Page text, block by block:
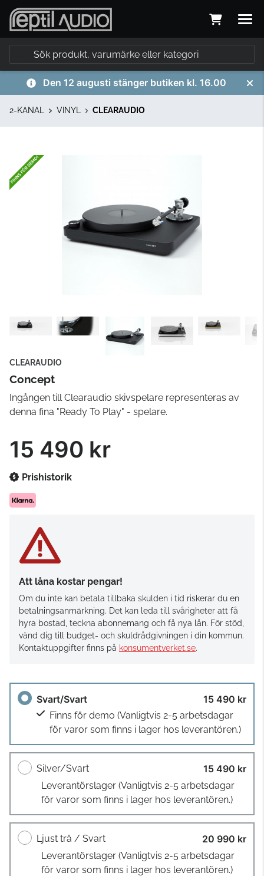
Den 12 augusti stänger butiken kl. 16.00
2-KANAL VINYL CLEARAUDIO
CLEARAUDIO
Concept
Ingången till Clearaudio skivspelare representeras av
denna fina "Ready To Play" - spelare.
15 490 kr
Prishistorik
Att låna kostar pengar!
Om du inte kan betala tillbaka skulden i tid riskerar du en
betalningsanmärkning. Det kan leda till svårigheter att få
hyra bostad, teckna abonnemang och få nya lån. För stöd,
vänd dig till budget- och skuldrådgivningen i din kommun.
Kontaktuppgifter finns på konsumentverket.se.
Svart/Svart 15 490 kr
Finns för demo (Vanligtvis 2-5 arbetsdagar
för varor som finns i lager hos leverantören.)
Silver/Svart 15 490 kr
Leverantörslager (Vanligtvis 2-5 arbetsdagar
för varor som finns i lager hos leverantören.)
Ljust trä / Svart 20 990 kr
Leverantörslager (Vanligtvis 2-5 arbetsdagar
för varor som finns i lager hos leverantören.)